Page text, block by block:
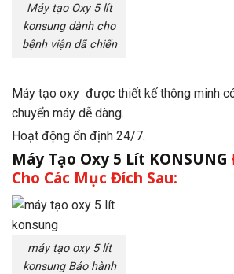
Máy tạo Oxy 5 lít
konsung dành cho
bệnh viện dã chiến
Máy tạo oxy được thiết kế thông minh
chuyển máy dễ dàng.
Hoạt động ổn định 24/7.
Máy Tạo Oxy 5 Lít KONSUNG
Cho Các Mục Đích Sau:
máy tạo oxy 5 lít
konsung Bảo hành